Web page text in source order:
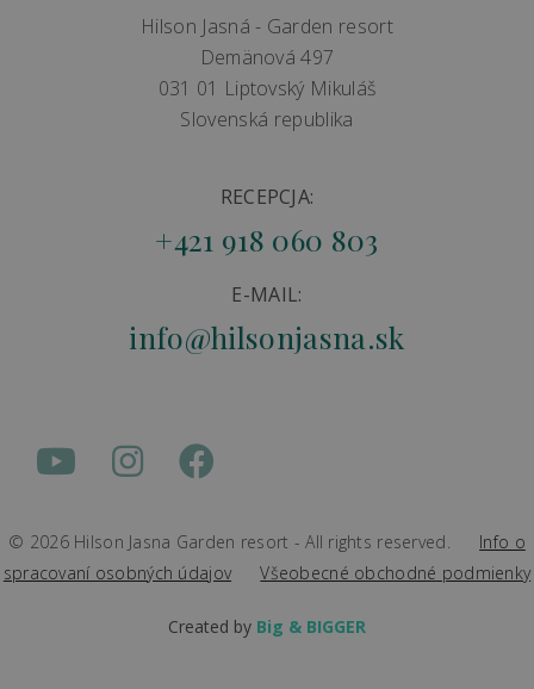
Hilson Jasná - Garden resort
Demänová 497
031 01 Liptovský Mikuláš
Slovenská republika
RECEPCJA:
+421 918 060 803
E-MAIL:
info@hilsonjasna.sk
© 2026 Hilson Jasna Garden resort - All rights reserved.
Info o
spracovaní osobných údajov
Všeobecné obchodné podmienky
Created by Big & BIGGER